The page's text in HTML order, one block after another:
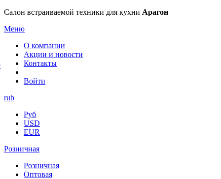
Салон встраиваемой техники для кухни Арагон
Меню
О компании
Акции и новости
Контакты
Войти
rub
Руб
USD
EUR
Розничная
Розничная
Оптовая